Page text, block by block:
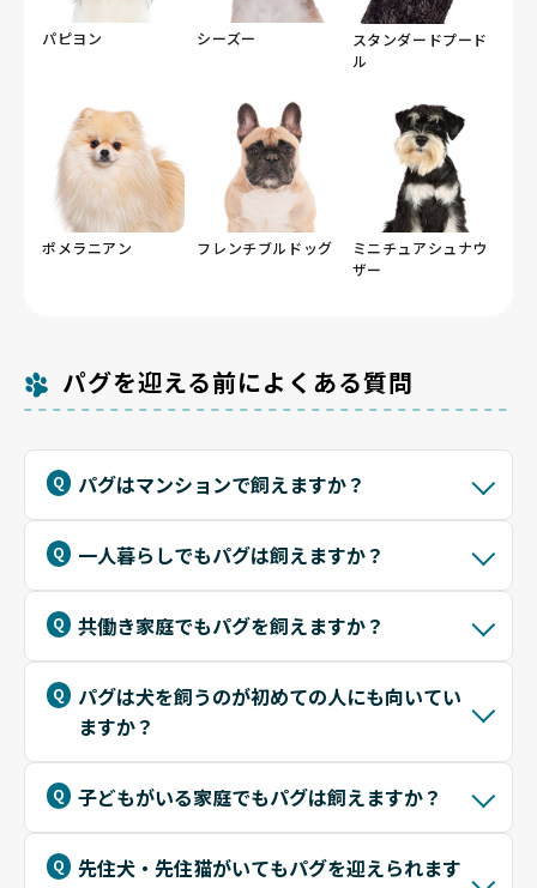
パピヨン シーズー
スタンダードプード
ル
ポメラニアン フレンチブルドッグ
ミニチュアシュナウ
ザー
パグを迎える前によくある質問
パグはマンションで飼えますか？
一人暮らしでもパグは飼えますか？
共働き家庭でもパグを飼えますか？
パグは犬を飼うのが初めての人にも向いてい
ますか？
子どもがいる家庭でもパグは飼えますか？
先住犬・先住猫がいてもパグを迎えられます